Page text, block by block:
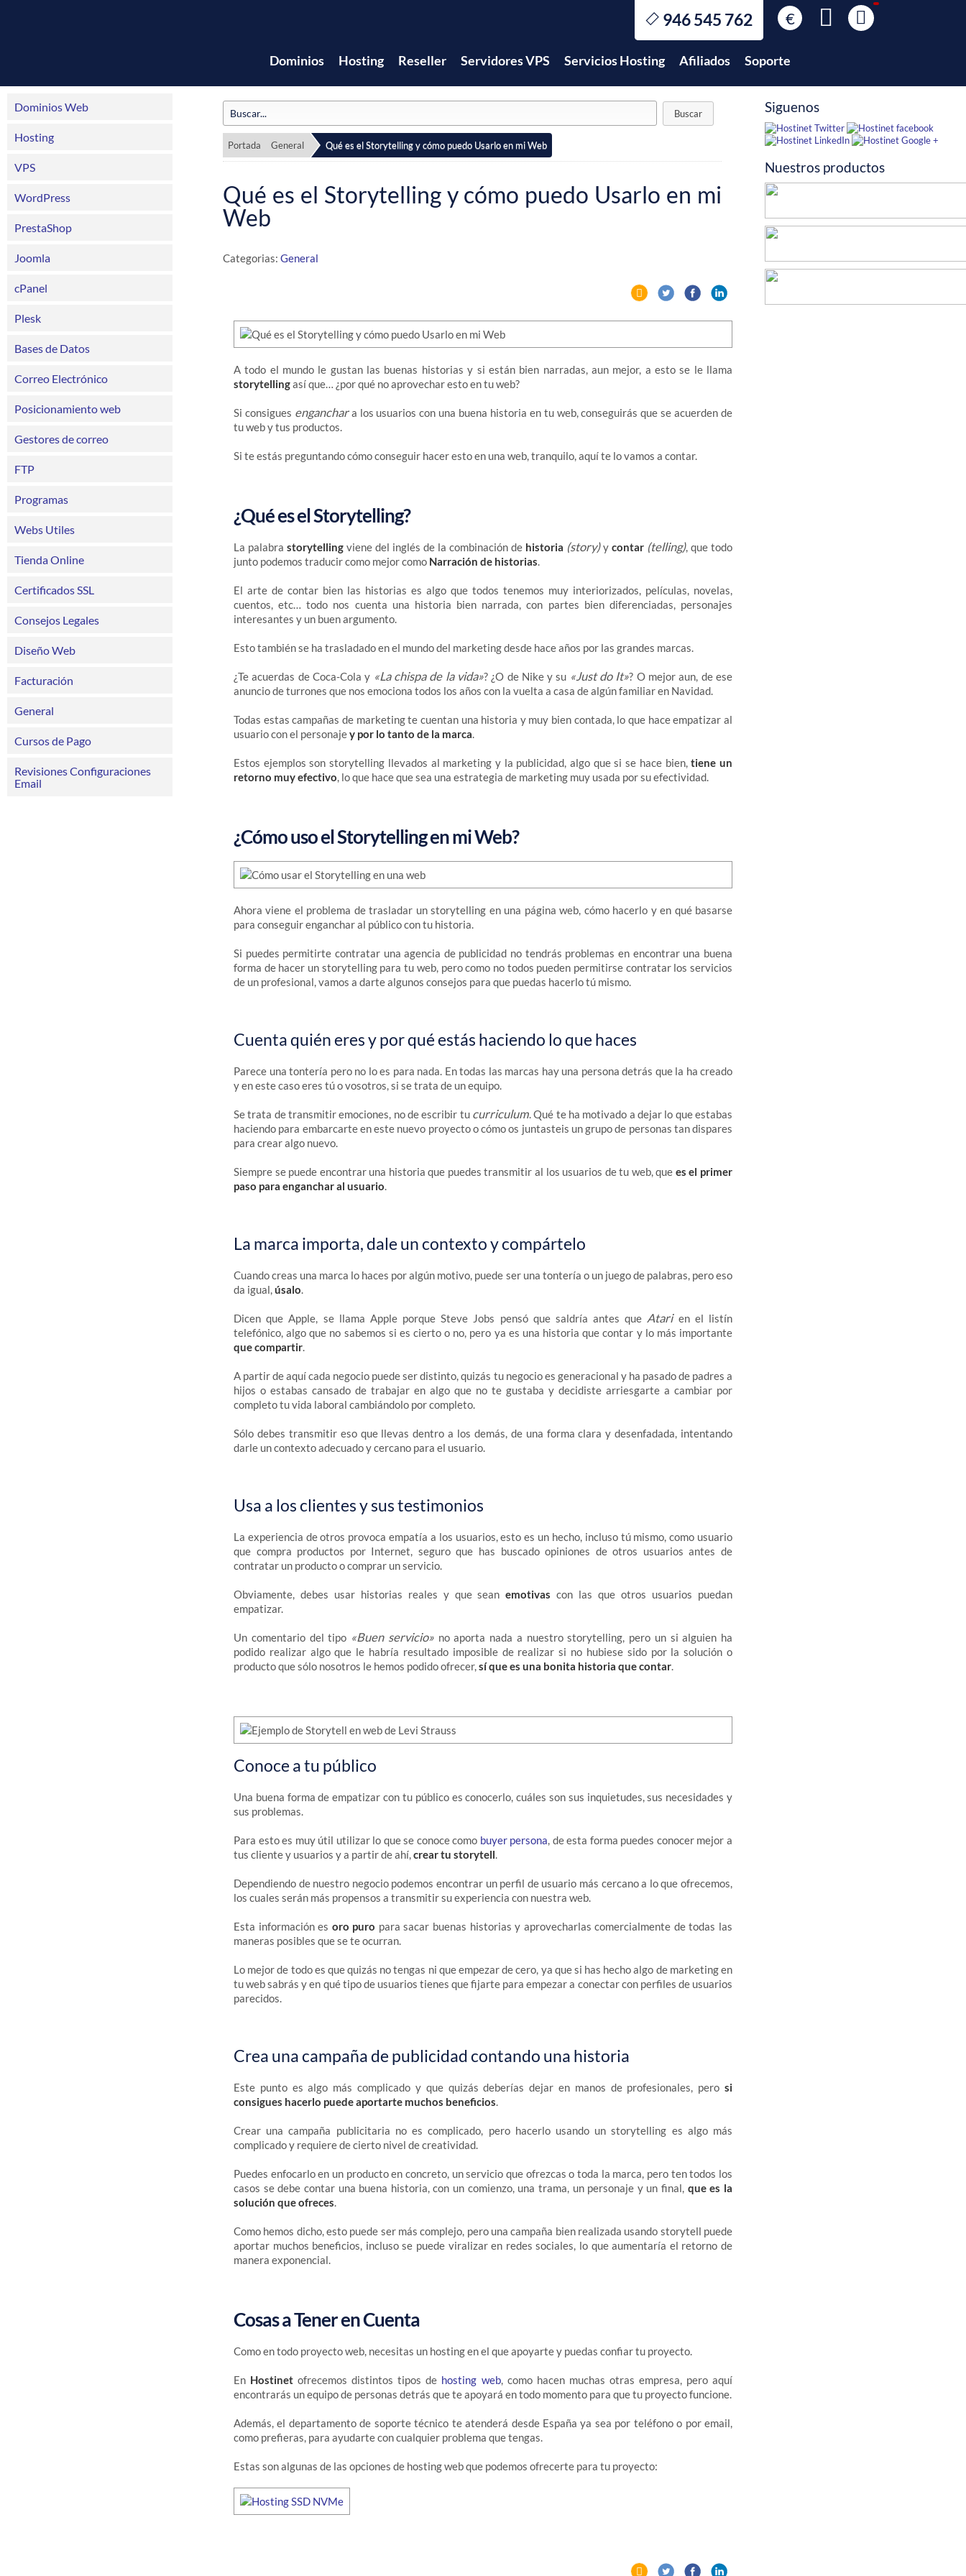
946 545 762
Dominios Hosting Reseller Servidores VPS Servicios Hosting Afiliados Soporte
€
GBP
MXN
Dominios Web
Hosting
VPS
WordPress
PrestaShop
Joomla
cPanel
Plesk
Bases de Datos
Correo Electrónico
Posicionamiento web
Gestores de correo
FTP
Programas
Webs Utiles
Tienda Online
Certificados SSL
Consejos Legales
Diseño Web
Facturación
General
Cursos de Pago
Revisiones Configuraciones
Email
Siguenos
Nuestros productos
Portada General Qué es el Storytelling y cómo puedo Usarlo en mi Web
Qué es el Storytelling y cómo puedo Usarlo en mi
Web
Categorias: General
A todo el mundo le gustan las buenas historias y si están bien narradas, aun mejor, a esto se le llama
storytellingasí que… ¿por qué no aprovechar esto en tu web?
Si consigues enganchara los usuarios con una buena historia en tu web, conseguirás que se acuerden de
tu web y tus productos.
Si te estás preguntando cómo conseguir hacer esto en una web, tranquilo, aquí te lo vamos a contar.
¿Qué es el Storytelling?
La palabra storytelling viene del inglés de la combinación de historia (story)y contar (telling), que todo
junto podemos traducir como mejor como Narración de historias.
El arte de contar bien las historias es algo que todos tenemos muy interiorizados, películas, novelas,
cuentos, etc… todo nos cuenta una historia bien narrada, con partes bien diferenciadas, personajes
interesantes y un buen argumento.
Esto también se ha trasladado en el mundo del marketing desde hace años por las grandes marcas.
¿Te acuerdas de Coca-Cola y «La chispa de la vida»? ¿O de Nike y su «Just do It»? O mejor aun, de ese
anuncio de turrones que nos emociona todos los años con la vuelta a casa de algún familiar en Navidad.
Todas estas campañas de marketing te cuentan una historia y muy bien contada, lo que hace empatizar al
usuario con el personajey por lo tanto de la marca.
Estos ejemplos son storytelling llevados al marketing y la publicidad, algo que si se hace bien,tiene un
retorno muy efectivo, lo que hace que sea una estrategia de marketing muy usada por su efectividad.
¿Cómo uso el Storytelling en mi Web?
Ahora viene el problema de trasladar un storytelling en una página web, cómo hacerlo y en qué basarse
para conseguir enganchar al público con tu historia.
Si puedes permitirte contratar una agencia de publicidad no tendrás problemas en encontrar una buena
forma de hacer un storytelling para tu web, pero como no todos pueden permitirse contratar los servicios
de un profesional, vamos a darte algunos consejos para que puedas hacerlo tú mismo.
Cuenta quién eres y por qué estás haciendo lo que haces
Parece una tontería pero no lo es para nada. En todas las marcas hay una persona detrás que la ha creado
y en este caso eres tú o vosotros, si se trata de un equipo.
Se trata de transmitir emociones, no de escribir tu curriculum. Qué te ha motivado a dejar lo que estabas
haciendo para embarcarte en este nuevo proyecto o cómo os juntasteis un grupo de personas tan dispares
para crear algo nuevo.
Siempre se puede encontrar una historia que puedes transmitir al los usuarios de tu web, que es el primer
paso para enganchar al usuario.
La marca importa, dale un contexto y compártelo
Cuando creas una marca lo haces por algún motivo, puede ser una tontería o un juego de palabras, pero eso
da igual,úsalo.
Dicen que Apple, se llama Apple porque Steve Jobs pensó que saldría antes que Atarien el listín
telefónico, algo que no sabemos si es cierto o no, pero ya es una historia que contar y lo más importante
que compartir.
A partir de aquí cada negocio puede ser distinto, quizás tu negocio es generacional y ha pasado de padres a
hijos o estabas cansado de trabajar en algo que no te gustaba y decidiste arriesgarte a cambiar por
completo tu vida laboral cambiándolo por completo.
Sólo debes transmitir eso que llevas dentro a los demás, de una forma clara y desenfadada, intentando
darle un contexto adecuado y cercano para el usuario.
Usa a los clientes y sus testimonios
La experiencia de otros provoca empatía a los usuarios, esto es un hecho, incluso tú mismo, como usuario
que compra productos por Internet, seguro que has buscado opiniones de otros usuarios antes de
contratar un producto o comprar un servicio.
Obviamente, debes usar historias reales y que seanemotivas con las que otros usuarios puedan
empatizar.
Un comentario del tipo «Buen servicio»no aporta nada a nuestro storytelling, pero un si alguien ha
podido realizar algo que le habría resultado imposible de realizar si no hubiese sido por la solución o
producto que sólo nosotros le hemos podido ofrecer,sí que es una bonita historia que contar.
Conoce a tu público
Una buena forma de empatizar con tu público es conocerlo, cuáles son sus inquietudes, sus necesidades y
sus problemas.
Para esto es muy útil utilizar lo que se conoce como buyer persona, de esta forma puedes conocer mejor a
tus cliente y usuarios y a partir de ahí,crear tu storytell.
Dependiendo de nuestro negocio podemos encontrar un perfil de usuario más cercano a lo que ofrecemos,
los cuales serán más propensos a transmitir su experiencia con nuestra web.
Esta información es oro puro para sacar buenas historias y aprovecharlas comercialmente de todas las
maneras posibles que se te ocurran.
Lo mejor de todo es que quizás no tengas ni que empezar de cero, ya que si has hecho algo de marketing en
tu web sabrás y en qué tipo de usuarios tienes que fijarte para empezar a conectar con perfiles de usuarios
parecidos.
Crea una campaña de publicidad contando una historia
Este punto es algo más complicado y que quizás deberías dejar en manos de profesionales, pero si
consigues hacerlo puede aportarte muchos beneficios.
Crear una campaña publicitaria no es complicado, pero hacerlo usando un storytelling es algo más
complicado y requiere de cierto nivel de creatividad.
Puedes enfocarlo en un producto en concreto, un servicio que ofrezcas o toda la marca, pero ten todos los
casos se debe contar una buena historia, con un comienzo, una trama, un personaje y un final, que es la
solución que ofreces.
Como hemos dicho, esto puede ser más complejo, pero una campaña bien realizada usando storytell puede
aportar muchos beneficios, incluso se puede viralizar en redes sociales, lo que aumentaría el retorno de
manera exponencial.
Cosas a Tener en Cuenta
Como en todo proyecto web, necesitas un hosting en el que apoyarte y puedas confiar tu proyecto.
En Hostinet ofrecemos distintos tipos de hosting web, como hacen muchas otras empresa, pero aquí
encontrarás un equipo de personas detrás que te apoyará en todo momento para que tu proyecto funcione.
Además, el departamento de soporte técnico te atenderá desde España ya sea por teléfono o por email,
como prefieras, para ayudarte con cualquier problema que tengas.
Estas son algunas de las opciones de hosting web que podemos ofrecerte para tu proyecto: